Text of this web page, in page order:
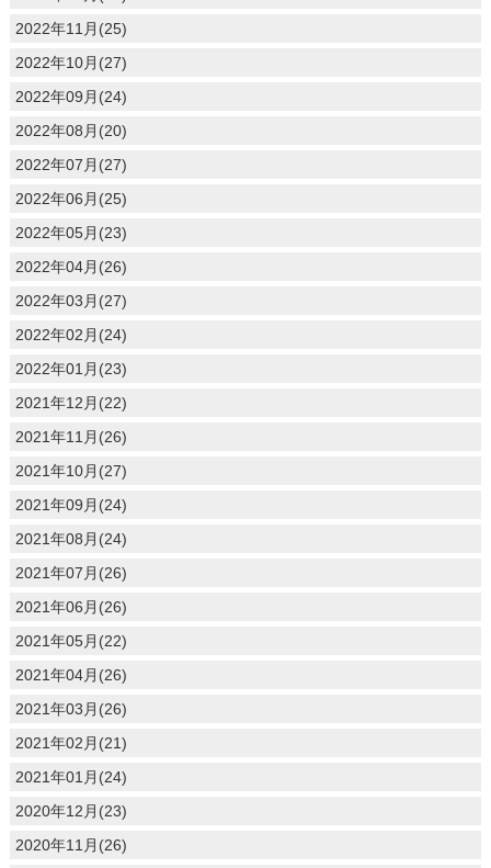
2022年11月(25)
2022年10月(27)
2022年09月(24)
2022年08月(20)
2022年07月(27)
2022年06月(25)
2022年05月(23)
2022年04月(26)
2022年03月(27)
2022年02月(24)
2022年01月(23)
2021年12月(22)
2021年11月(26)
2021年10月(27)
2021年09月(24)
2021年08月(24)
2021年07月(26)
2021年06月(26)
2021年05月(22)
2021年04月(26)
2021年03月(26)
2021年02月(21)
2021年01月(24)
2020年12月(23)
2020年11月(26)